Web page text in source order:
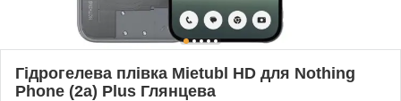
Гідрогелева плівка Mietubl HD для Nothing
Phone (2a) Plus Глянцева